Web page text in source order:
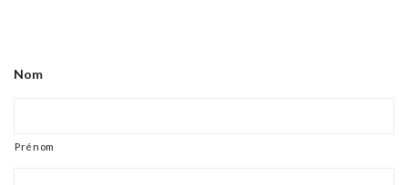
Nom
Prénom